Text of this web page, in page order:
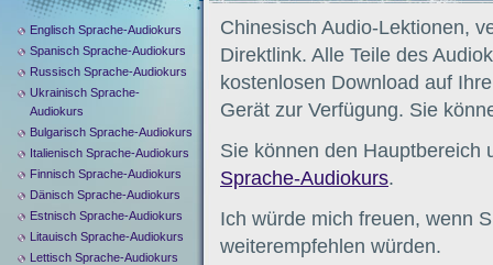
Chinesisch Audio-Lektionen,
Direktlink. Alle Teile des
kostenlosen Download auf
Gerät zur Verfügung. Sie
Sie können den
Sprache-Audiokurs.
Ich würde mich freuen, wenn
weiterempfehlen würden.
Englisch Sprache-Audiokurs
Spanisch Sprache-Audiokurs
Russisch Sprache-Audiokurs
Ukrainisch Sprache-
Audiokurs
Bulgarisch Sprache-Audiokurs
Italienisch Sprache-Audiokurs
Finnisch Sprache-Audiokurs
Dänisch Sprache-Audiokurs
Estnisch Sprache-Audiokurs
Litauisch Sprache-Audiokurs
Lettisch Sprache-Audiokurs